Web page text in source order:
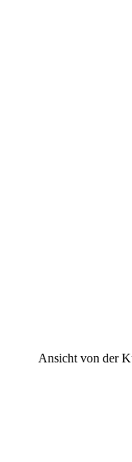
Ansicht von der